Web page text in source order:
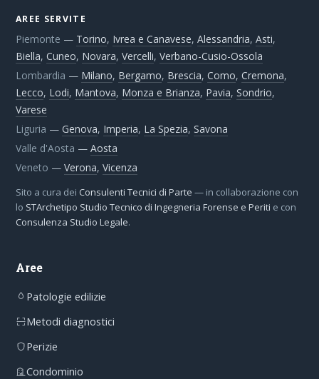
AREE SERVITE
Piemonte — Torino, Ivrea e Canavese, Alessandria, Asti,
Biella, Cuneo, Novara, Vercelli, Verbano-Cusio-Ossola
Lombardia — Milano, Bergamo, Brescia, Como, Cremona,
Lecco, Lodi, Mantova, Monza e Brianza, Pavia, Sondrio,
Varese
Liguria — Genova, Imperia, La Spezia, Savona
Valle d'Aosta — Aosta
Veneto — Verona, Vicenza
Sito a cura dei Consulenti Tecnici di Parte — in collaborazione con
lo STArchetipo Studio Tecnico di Ingegneria Forense e Periti e con
Consulenza Studio Legale.
Aree
Patologie edilizie
Metodi diagnostici
Perizie
Condominio